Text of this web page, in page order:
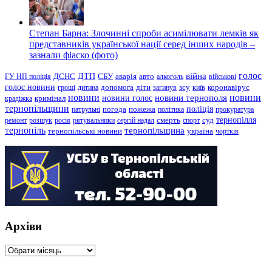
Степан Барна: Злочинні спроби асимілювати лемків як
представників української нації серед інших народів –
зазнали фіаско (фото)
ГУ НП поліція ДСНС ДТП СБУ аварія авто алкоголь війна військові голос
голос новини гроші дитина допомога діти загинув зсу київ коронавірус
крадіжка кримінал новини новини голос новини тернополя новини
тернопільщини патрульні погода пожежа політика поліція прокуратура
ремонт розшук росія рятувальники сергій надал смерть спорт суд тернопілля
тернопіль тернопільські новини тернопільщина україна чортків
Архіви
Архіви